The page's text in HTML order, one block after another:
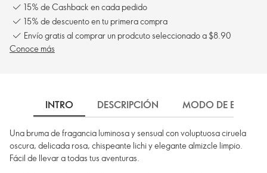
15% de Cashback en cada pedido
15% de descuento en tu primera compra
Envío gratis al comprar un prodcuto seleccionado a $8.90
Conoce más
INTRO DESCRIPCIÓN MODO DE EMPLEO
Una bruma de fragancia luminosa y sensual con voluptuosa ciruela
oscura, delicada rosa, chispeante lichi y elegante almizcle limpio.
Fácil de llevar a todas tus aventuras.